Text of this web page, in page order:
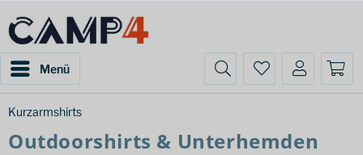
Menü
Kurzarmshirts
Outdoorshirts & Unterhemden